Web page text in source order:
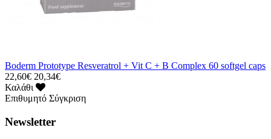
Boderm Prototype Resveratrol + Vit C + B Complex 60 softgel caps
22,60€ 20,34€
Καλάθι
Επιθυμητό Σύγκριση
Newsletter